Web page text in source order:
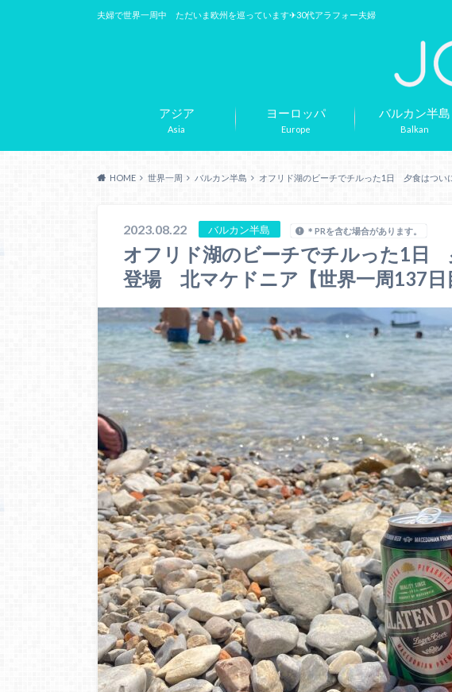
夫婦で世界一周中 ただいま欧州を巡っています✈︎30代アラフォー夫婦
Asia
アジア
Europe
ヨーロッパ
Balkan
バルカン半島
HOME 世界一周 バルカン半島 オフリド湖のビーチでチルった1日 夕食はつい
2023.08.22 バルカン半島 ＊PRを含む場合があります。
オフリド湖のビーチでチルった1日
登場 北マケドニア【世界一周137日